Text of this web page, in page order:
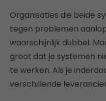
Organisaties die beide
tegen problemen
waarschijnlijk dubbel.
groot dat je systemen
te werken. Als je
verschillende